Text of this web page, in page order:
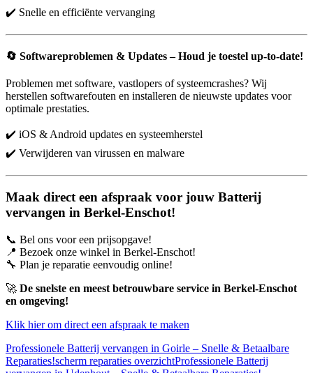
✔️ Snelle en efficiënte vervanging
🔄 Softwareproblemen & Updates – Houd je toestel up-to-date!
Problemen met software, vastlopers of systeemcrashes? Wij
herstellen softwarefouten en installeren de nieuwste updates voor
optimale prestaties.
✔️ iOS & Android updates en systeemherstel
✔️ Verwijderen van virussen en malware
Maak direct een afspraak voor jouw Batterij
vervangen in Berkel-Enschot!
📞 Bel ons voor een prijsopgave!
📍 Bezoek onze winkel in Berkel-Enschot!
🔧 Plan je reparatie eenvoudig online!
🚀 De snelste en meest betrouwbare service in Berkel-Enschot
en omgeving!
Klik hier om direct een afspraak te maken
Professionele Batterij vervangen in Goirle – Snelle & Betaalbare
Reparaties!scherm reparaties overzichtProfessionele Batterij